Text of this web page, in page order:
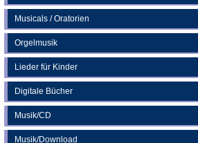
Musicals / Oratorien
Orgelmusik
Lieder für Kinder
Digitale Bücher
Musik/CD
Musik/Download